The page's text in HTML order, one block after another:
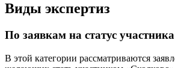
Виды экспертиз
По заявкам на статус участника
В этой категории рассматриваются